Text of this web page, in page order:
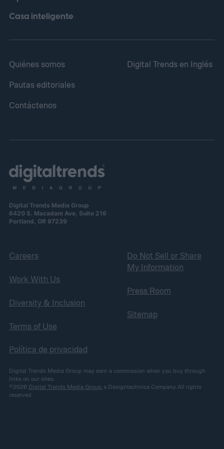
Casa inteligente
Quiénes somos
Pautas editoriales
Contáctenos
Digital Trends en Inglés
Digital Trends Media Group
6420 S. Macadam Ave, Suite 216
Portland, OR 97239
Careers
Work With Us
Diversity & Inclusion
Terms of Use
Política de privacidad
Do Not Sell or Share
My Information
Press Room
Sitemap
Digital Trends Media Group may earn a commission when you buy through
links on our sites.
©2026 Digital Trends Media Group, a Designtechnica Company. All rights
reserved.